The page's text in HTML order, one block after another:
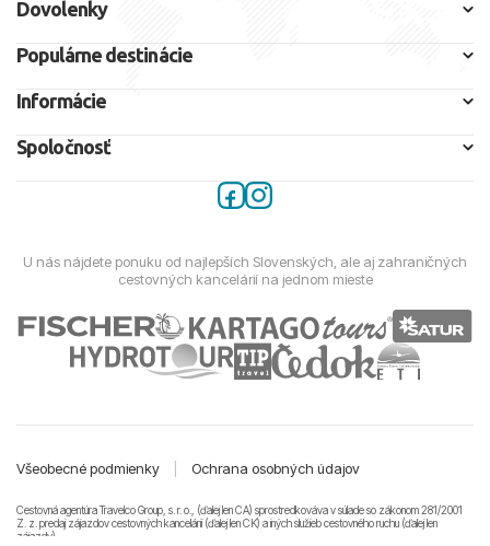
Dovolenky
Populárne destinácie
Informácie
Spoločnosť
U nás nájdete ponuku od najlepších Slovenských, ale aj zahraničných
cestovných kancelárií na jednom mieste
Všeobecné podmienky Ochrana osobných údajov
Cestovná agentúra Travelco Group, s. r. o., (ďalej len CA) sprostredkováva v súlade so zákonom 281/2001
Z. z. predaj zájazdov cestovných kancelárii (ďalej len CK) a iných služieb cestovného ruchu (ďalej len
zájazdy).